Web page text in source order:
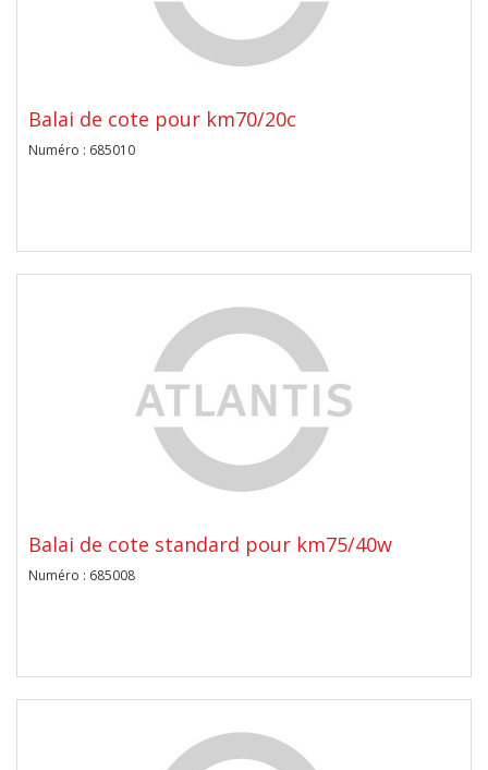
Balai de cote pour km70/20c
Numéro : 685010
Balai de cote standard pour km75/40w
Numéro : 685008